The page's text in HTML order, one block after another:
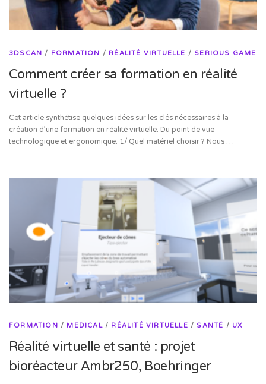
3DSCAN / FORMATION / RÉALITÉ VIRTUELLE / SERIOUS GAME
Comment créer sa formation en réalité
virtuelle ?
Cet article synthétise quelques idées sur les clés nécessaires à la
création d’une formation en réalité virtuelle. Du point de vue
technologique et ergonomique. 1/ Quel matériel choisir ? Nous …
FORMATION / MEDICAL/ RÉALITÉ VIRTUELLE / SANTÉ / UX
Réalité virtuelle et santé : projet
bioréacteur Ambr250, Boehringer